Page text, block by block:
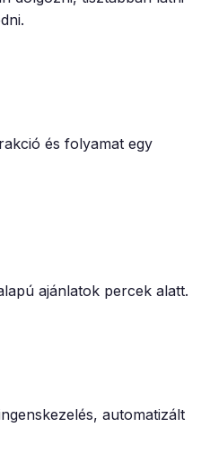
és folyamat egy
ajánlatok percek alatt.
automatizált